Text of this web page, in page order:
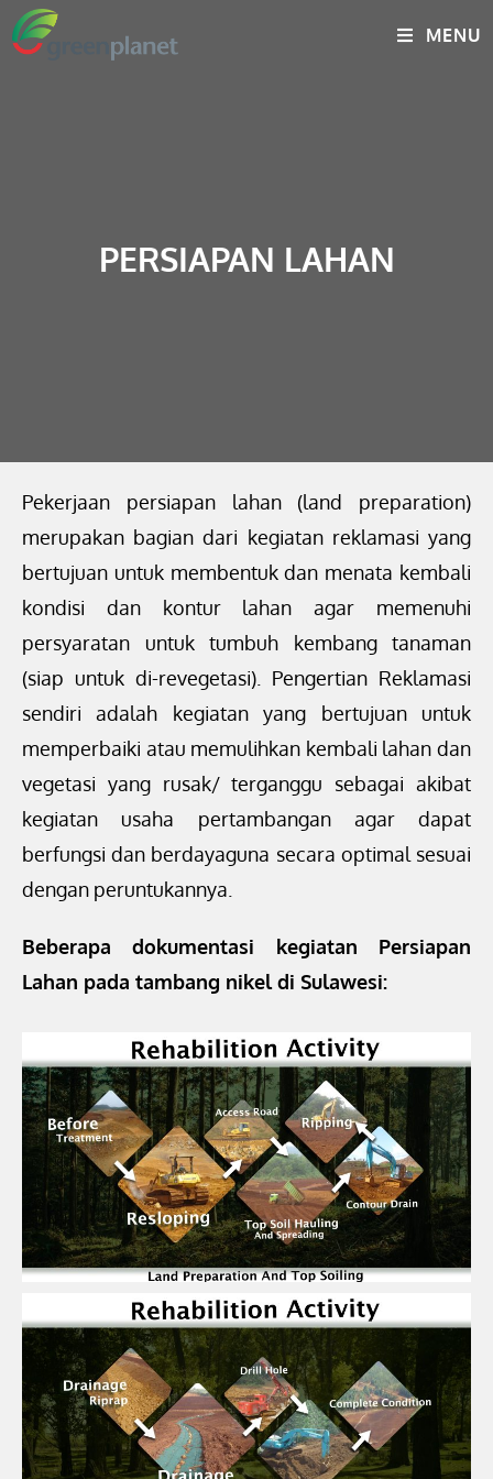
MENU
PERSIAPAN LAHAN
Pekerjaan persiapan lahan (land preparation)
merupakan bagian dari kegiatan reklamasi yang
bertujuan untuk membentuk dan menata kembali
kondisi dan kontur lahan agar memenuhi
persyaratan untuk tumbuh kembang tanaman
(siap untuk di-revegetasi). Pengertian Reklamasi
sendiri adalah kegiatan yang bertujuan untuk
memperbaiki atau memulihkan kembali lahan dan
vegetasi yang rusak/ terganggu sebagai akibat
kegiatan usaha pertambangan agar dapat
berfungsi dan berdayaguna secara optimal sesuai
dengan peruntukannya.
Beberapa dokumentasi kegiatan Persiapan
Lahan pada tambang nikel di Sulawesi: